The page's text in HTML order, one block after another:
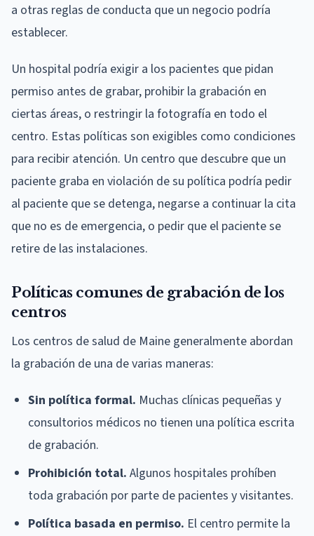
a otras reglas de conducta que un negocio podría
establecer.
Un hospital podría exigir a los pacientes que pidan
permiso antes de grabar, prohibir la grabación en
ciertas áreas, o restringir la fotografía en todo el
centro. Estas políticas son exigibles como condiciones
para recibir atención. Un centro que descubre que un
paciente graba en violación de su política podría pedir
al paciente que se detenga, negarse a continuar la cita
que no es de emergencia, o pedir que el paciente se
retire de las instalaciones.
Políticas comunes de grabación de los
centros
Los centros de salud de Maine generalmente abordan
la grabación de una de varias maneras:
Sin política formal. Muchas clínicas pequeñas y
consultorios médicos no tienen una política escrita
de grabación.
Prohibición total. Algunos hospitales prohíben
toda grabación por parte de pacientes y visitantes.
Política basada en permiso. El centro permite la